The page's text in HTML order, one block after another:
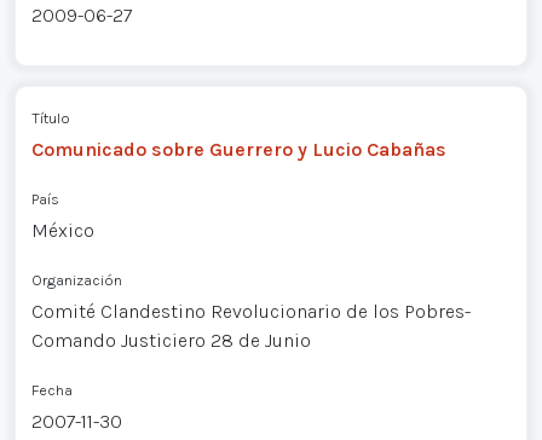
2009-06-27
Título
Comunicado sobre Guerrero y Lucio Cabañas
País
México
Organización
Comité Clandestino Revolucionario de los Pobres-
Comando Justiciero 28 de Junio
Fecha
2007-11-30